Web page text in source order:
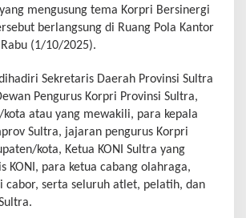
mengusung tema Korpri Bersinergi
berlangsung di Ruang Pola Kantor
(1/10/2025).
Sekretaris Daerah Provinsi Sultra
Pengurus Korpri Provinsi Sultra,
kota atau yang mewakili, para kepala
Sultra, jajaran pengurus Korpri
kota, Ketua KONI Sultra yang
KONI, para ketua cabang olahraga,
cabor, serta seluruh atlet, pelatih, dan